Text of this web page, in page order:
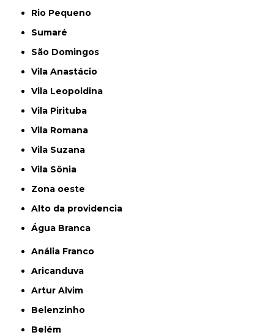
Rio Pequeno
Sumaré
São Domingos
Vila Anastácio
Vila Leopoldina
Vila Pirituba
Vila Romana
Vila Suzana
Vila Sônia
Zona oeste
alto da providencia
Água Branca
Anália Franco
Aricanduva
Artur Alvim
Belenzinho
Belém